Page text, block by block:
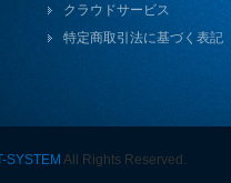
クラウドサービス
特定商取引法に基づく表記
SYSTEM All Rights Reserved.